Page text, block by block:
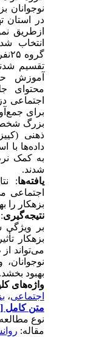
نوجوانان
انتخاب
تقسیم
آموزش
محتوای
برای
داده‌ها با
شدند.
یافته‌ها:
اجتماعی
بزهکار را
نتیجه‌گیری:
بر ویژگی
بزهکار
می‌تواند
بهبود بخشد.
واژه‌های
اجتماعی،
متن کامل[PDF 355 kb]
نوع مطالعه:
مقاله: